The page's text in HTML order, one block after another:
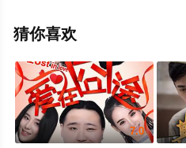
猜你喜欢
7.0